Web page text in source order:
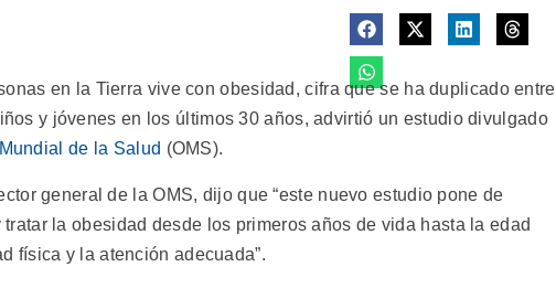
en la Tierra vive con obesidad, cifra que se ha duplicado entre
y jóvenes en los últimos 30 años, advirtió un estudio divulgado
de la Salud (OMS).
general de la OMS, dijo que “este nuevo estudio pone de
la obesidad desde los primeros años de vida hasta la edad
física y la atención adecuada”.